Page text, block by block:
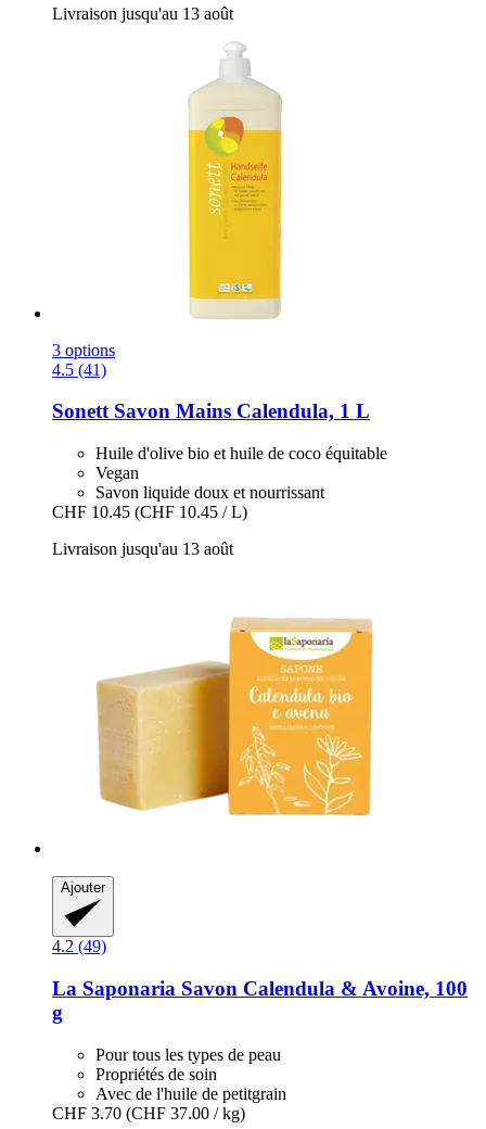
Livraison jusqu'au 13 août
3 options
4.5 (41)
SonettSavon Mains Calendula, 1 L
Huile d'olive bio et huile de coco équitable
Vegan
Savon liquide doux et nourrissant
CHF 10.45 (CHF 10.45 / L)
Livraison jusqu'au 13 août
Ajouter
4.2 (49)
La Saponaria Savon Calendula & Avoine, 100
g
Pour tous les types de peau
Propriétés de soin
Avec de l'huile de petitgrain
CHF 3.70 (CHF 37.00 / kg)